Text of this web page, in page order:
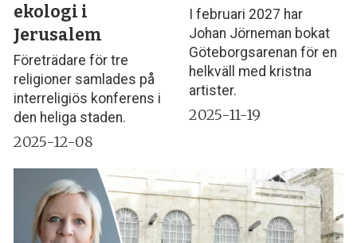
ekologi i
Jerusalem
Företrädare för tre
religioner samlades på
interreligiös konferens i
den heliga staden.
2025-12-08
I februari 2027 har
Johan Jörneman bokat
Göteborgsarenan för en
helkväll med kristna
artister.
2025-11-19